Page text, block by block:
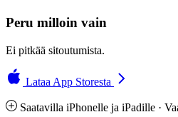
Peru milloin vain
Ei pitkää sitoutumista.
Lataa App Storesta
Saatavilla iPhonelle ja iPadille ·